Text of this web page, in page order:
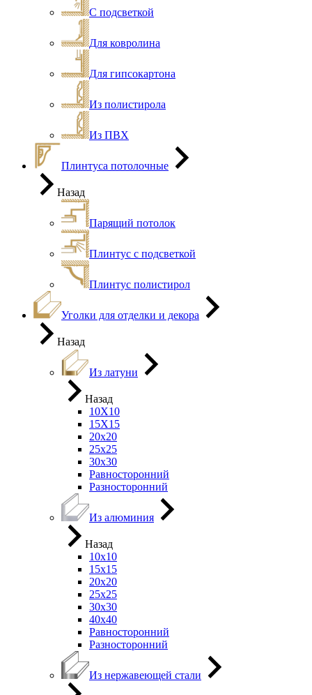
С подсветкой
Для ковролина
Для гипсокартона
Из полистирола
Из ПВХ
Плинтуса потолочные
Назад
Парящий потолок
Плинтус с подсветкой
Плинтус полистирол
Уголки для отделки и декора
Назад
Из латуни
Назад
10Х10
15Х15
20х20
25х25
30х30
Равносторонний
Разносторонний
Из алюминия
Назад
10х10
15х15
20х20
25х25
30х30
40х40
Равносторонний
Разносторонний
Из нержавеющей стали